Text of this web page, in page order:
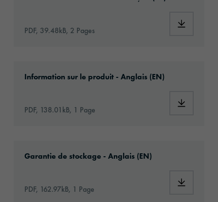
PDF, 39.48kB, 2 Pages
Information sur le produit - Anglais (EN)
PDF, 138.01kB, 1 Page
Garantie de stockage - Anglais (EN)
PDF, 162.97kB, 1 Page